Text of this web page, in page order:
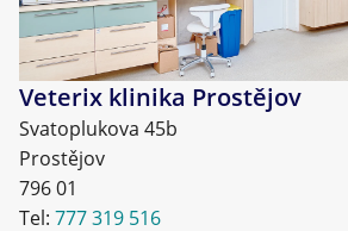
Veterix klinika Prostějov
Svatoplukova 45b
Prostějov
796 01
Tel: 777 319 516